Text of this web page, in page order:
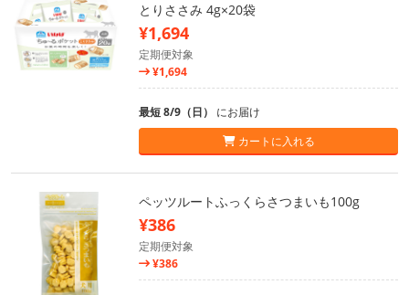
とりささみ 4g×20袋
¥1,694
定期便対象
¥1,694
最短 8/9（日） にお届け
カートに入れる
ペッツルートふっくらさつまいも100g
¥386
定期便対象
¥386